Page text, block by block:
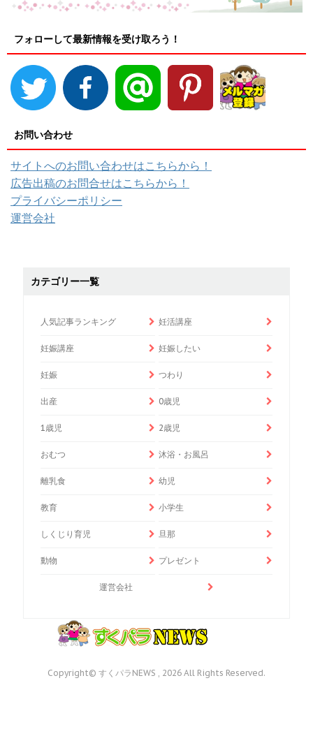
フォローして最新情報を受け取ろう！
お問い合わせ
サイトへのお問い合わせはこちらから！
広告出稿のお問合せはこちらから！
プライバシーポリシー
運営会社
カテゴリー一覧
人気記事ランキング 妊活講座
妊娠講座 妊娠したい
妊娠 つわり
出産 0歳児
1歳児 2歳児
おむつ 沐浴・お風呂
離乳食 幼児
教育 小学生
しくじり育児 旦那
動物 プレゼント
運営会社
Copyright© すくパラNEWS , 2026 All Rights Reserved.